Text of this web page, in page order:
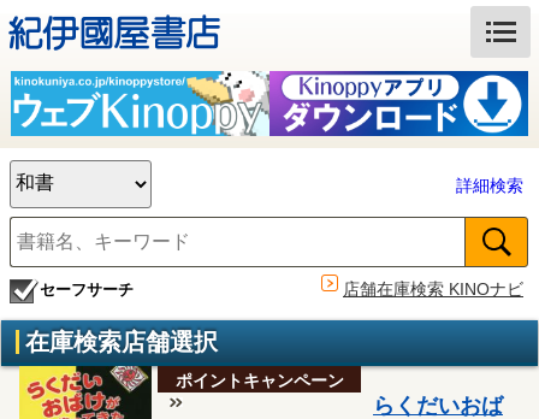
詳細検索
セーフサーチ 店舗在庫検索 KINOナビ
在庫検索店舗選択
ポイントキャンペーン
らくだいおば